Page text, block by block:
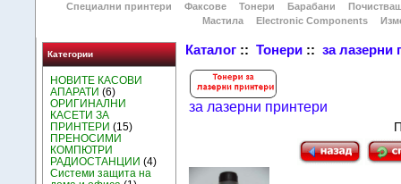
Специални принтери
Факсове Тонери Барабани
Мастила
Electronic Components
Категории
НОВИТЕ КАСОВИ
АПАРАТИ (6)
ОРИГИНАЛНИ
КАСЕТИ ЗА
ПРИНТЕРИ (15)
ПРЕНОСИМИ
КОМПЮТРИ
РАДИОСТАНЦИИ (4)
Системи защита на
Каталог ::Тонери ::за лазерни
за лазерни принтери